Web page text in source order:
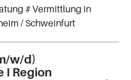
# Vermittlung in
/ Schweinfurt
w/d)
I Region